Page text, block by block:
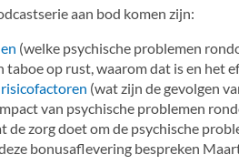
aan bod komen zijn:
(welke psychische problemen
taboe op rust, waarom dat is en het
(wat zijn de gevolgen
van psychische problemen
de zorg doet om de psychische
bonusaflevering bespreken